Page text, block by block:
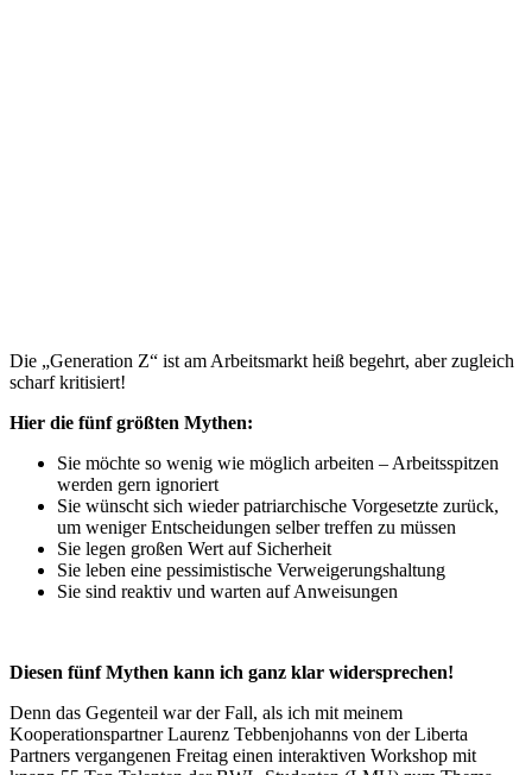
Die „Generation Z“ ist am Arbeitsmarkt heiß begehrt, aber zugleich
scharf kritisiert!
Hier die fünf größten Mythen:
Sie möchte so wenig wie möglich arbeiten – Arbeitsspitzen
werden gern ignoriert
Sie wünscht sich wieder patriarchische Vorgesetzte zurück,
um weniger Entscheidungen selber treffen zu müssen
Sie legen großen Wert auf Sicherheit
Sie leben eine pessimistische Verweigerungshaltung
Sie sind reaktiv und warten auf Anweisungen
Diesen fünf Mythen kann ich ganz klar widersprechen!
Denn das Gegenteil war der Fall, als ich mit meinem
Kooperationspartner Laurenz Tebbenjohanns von der Liberta
Partners vergangenen Freitag einen interaktiven Workshop mit